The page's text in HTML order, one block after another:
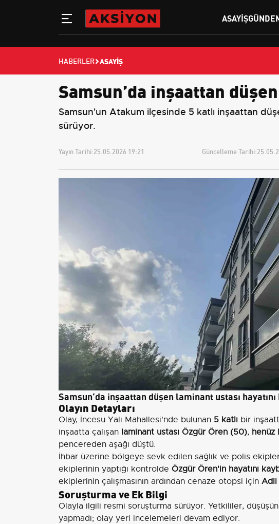
ASAYIŞ
HABERLER ASAYIŞ
Samsun’da inşaattan
Samsun'un Atakum ilçesinde 5 katlı inşaattan
sürüyor.
Yayın Tarihi:25.05.2026 19:21 Güncelleme Tarihi:
Samsun’da inşaattan düşen laminant ustası
Olayın Detayları
Olay, İncesu Yalı Mahallesi'nde bulunan 5 katlı bir
inşaatta çalışan laminant ustası Özgür Ören (50), henüz
pencereden aşağı düştü.
İhbar üzerine bölgeye sevk edilen sağlık ve polis
ekiplerinin yaptığı kontrolde Özgür Ören'in hayatını
ekiplerinin çalışmasının ardından cenaze otopsi için Adli
Soruşturma ve Ek Bilgi
Olayla ilgili resmi soruşturma sürüyor. Yetkililer,
yapmadı; olay yeri incelemeleri devam ediyor.